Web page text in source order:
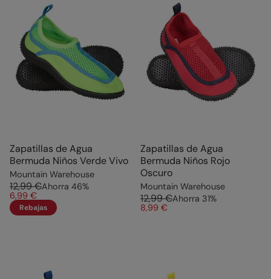
Zapatillas de Agua
Bermuda Niños Verde Vivo
Mountain Warehouse
12,99 €Ahorra 46%
6,99 €
Rebajas
Zapatillas de Agua
Bermuda Niños Rojo
Oscuro
Mountain Warehouse
12,99 €Ahorra 31%
8,99 €